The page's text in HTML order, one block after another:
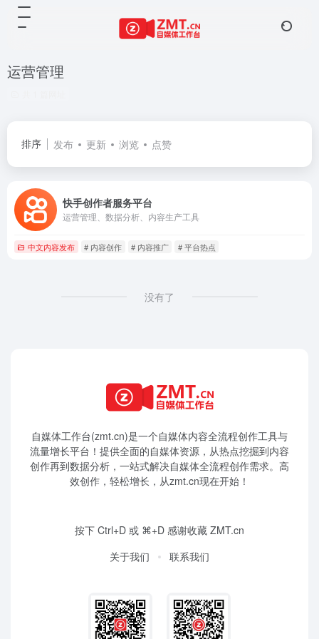
运营管理
排序 发布 更新 浏览 点赞
快手创作者服务平台
运营管理、数据分析、内容生产工具
中文内容发布 # 内容创作 # 内容推广 # 平台热点
没有了
自媒体工作台(zmt.cn)是一个自媒体内容全流程创作工具与
流量增长平台！提供全面的自媒体资源，从热点挖掘到内容
创作再到数据分析，一站式解决自媒体全流程创作需求。高
效创作，轻松增长，从zmt.cn现在开始！
按下 Ctrl+D 或 ⌘+D 感谢收藏 ZMT.cn
关于我们
联系我们